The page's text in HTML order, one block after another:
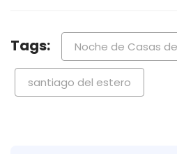
Tags: Noche de Casas
santiago del estero